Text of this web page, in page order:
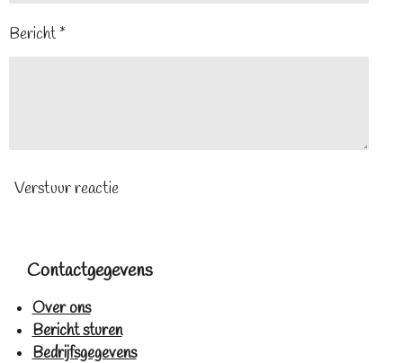
Bericht *
Verstuur reactie
Contactgegevens
Over ons
Bericht sturen
Bedrijfsgegevens